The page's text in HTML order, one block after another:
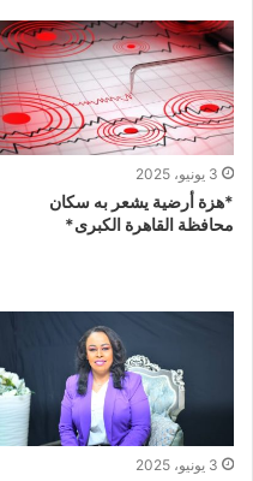
3 يونيو، 2025
*هزة أرضية يشعر به سكان
محافظة القاهرة الكبرى*
3 يونيو، 2025